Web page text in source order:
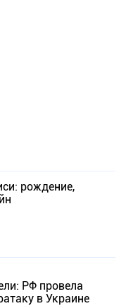
рождение,
РФ провела
в Украине